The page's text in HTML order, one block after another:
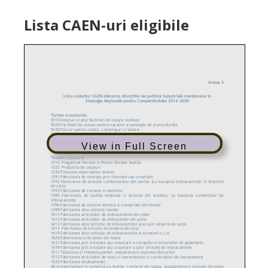
Lista CAEN-uri eligibile
View in Full Screen